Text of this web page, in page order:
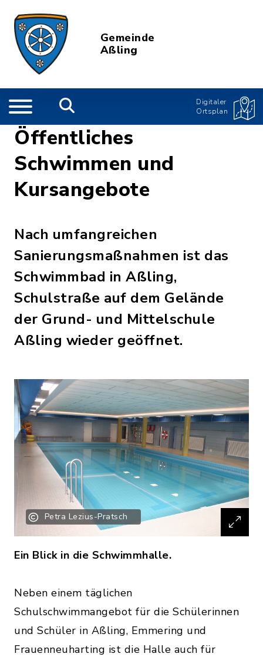
Gemeinde
Aßling
Digitaler
Ortsplan
Öffentliches
Schwimmen und
Kursangebote
Nach umfangreichen
Sanierungsmaßnahmen ist das
Schwimmbad in Aßling,
Schulstraße auf dem Gelände
der Grund- und Mittelschule
Aßling wieder geöffnet.
Petra Lezius-Pratsch
Ein Blick in die Schwimmhalle.
Neben einem täglichen
Schulschwimmangebot für die Schülerinnen
und Schüler in Aßling, Emmering und
Frauenneuharting ist die Halle auch für